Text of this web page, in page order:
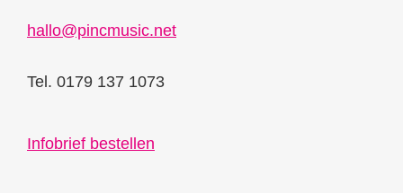
hallo@pincmusic.net
Tel. 0179 137 1073
Infobrief bestellen